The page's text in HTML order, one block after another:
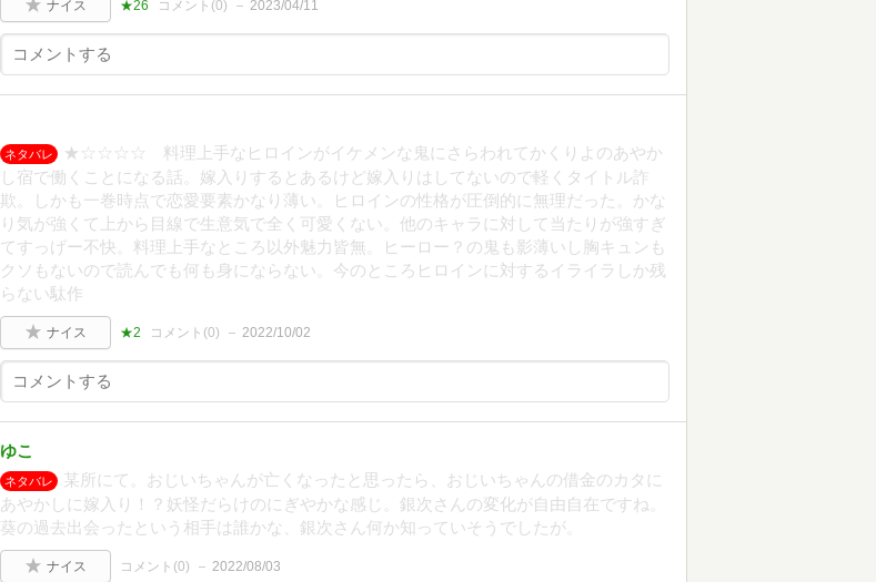
ナイス ★26 コメント(0) 2023/04/11
ネタバレ
★☆☆☆☆ 料理上手なヒロインがイケメンな鬼にさらわれてかくりよのあやか
し宿で働くことになる話。嫁入りするとあるけど嫁入りはしてないので軽くタイトル詐
欺。しかも一巻時点で恋愛要素かなり薄い。ヒロインの性格が圧倒的に無理だった。かな
り気が強くて上から目線で生意気で全く可愛くない。他のキャラに対して当たりが強すぎ
てすっげー不快。料理上手なところ以外魅力皆無。ヒーロー？の鬼も影薄いし胸キュンも
クソもないので読んでも何も身にならない。今のところヒロインに対するイライラしか残
らない駄作
ナイス ★2 コメント(0) 2022/10/02
ゆこ
ネタバレ
某所にて。おじいちゃんが亡くなったと思ったら、おじいちゃんの借金のカタに
あやかしに嫁入り！？妖怪だらけのにぎやかな感じ。銀次さんの変化が自由自在ですね。
葵の過去出会ったという相手は誰かな、銀次さん何か知っていそうでしたが。
ナイス コメント(0) 2022/08/03